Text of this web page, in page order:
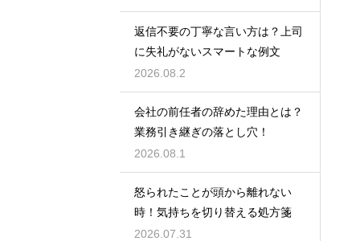
返信不要の丁寧な言い方は？上司
に失礼がないスマートな例文
2026.08.2
会社の前任者の辞めた理由とは？
業務引き継ぎの落とし穴！
2026.08.1
怒られたことが頭から離れない
時！気持ちを切り替える処方箋
2026.07.31